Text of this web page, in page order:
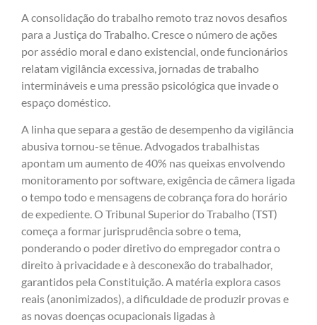
A consolidação do trabalho remoto traz novos desafios
para a Justiça do Trabalho. Cresce o número de ações
por assédio moral e dano existencial, onde funcionários
relatam vigilância excessiva, jornadas de trabalho
intermináveis e uma pressão psicológica que invade o
espaço doméstico.
A linha que separa a gestão de desempenho da vigilância
abusiva tornou-se tênue. Advogados trabalhistas
apontam um aumento de 40% nas queixas envolvendo
monitoramento por software, exigência de câmera ligada
o tempo todo e mensagens de cobrança fora do horário
de expediente. O Tribunal Superior do Trabalho (TST)
começa a formar jurisprudência sobre o tema,
ponderando o poder diretivo do empregador contra o
direito à privacidade e à desconexão do trabalhador,
garantidos pela Constituição. A matéria explora casos
reais (anonimizados), a dificuldade de produzir provas e
as novas doenças ocupacionais ligadas à